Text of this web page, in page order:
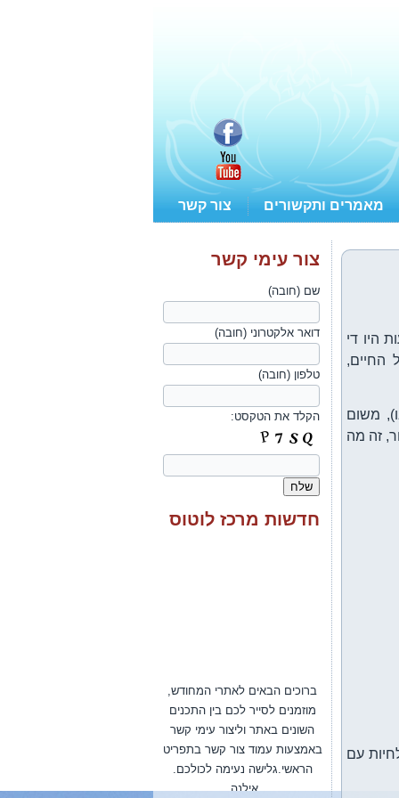
מאמרים ותקשורים צור קשר
היו די
החיים,
משום
זה מה
עם
צור עימי קשר
שם (חובה)
דואר אלקטרוני (חובה)
טלפון (חובה)
הקלד את הטקסט:
חדשות מרכז לוטוס
מוזמנים לסייר לכם בין התכנים
השונים באתר וליצור עימי קשר
באמצעות עמוד צור קשר בתפריט
הראשי.גלישה נעימה לכולכם.
אילנה.